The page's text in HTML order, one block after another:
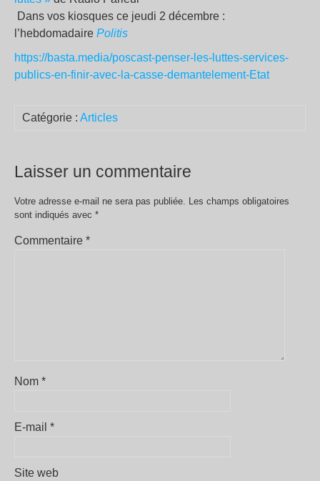
Dans vos kiosques ce jeudi 2 décembre :
l’hebdomadaire Politis
https://basta.media/poscast-penser-les-luttes-services-
publics-en-finir-avec-la-casse-demantelement-Etat
Catégorie : Articles
Laisser un commentaire
Votre adresse e-mail ne sera pas publiée. Les champs obligatoires
sont indiqués avec *
Commentaire *
Nom *
E-mail *
Site web